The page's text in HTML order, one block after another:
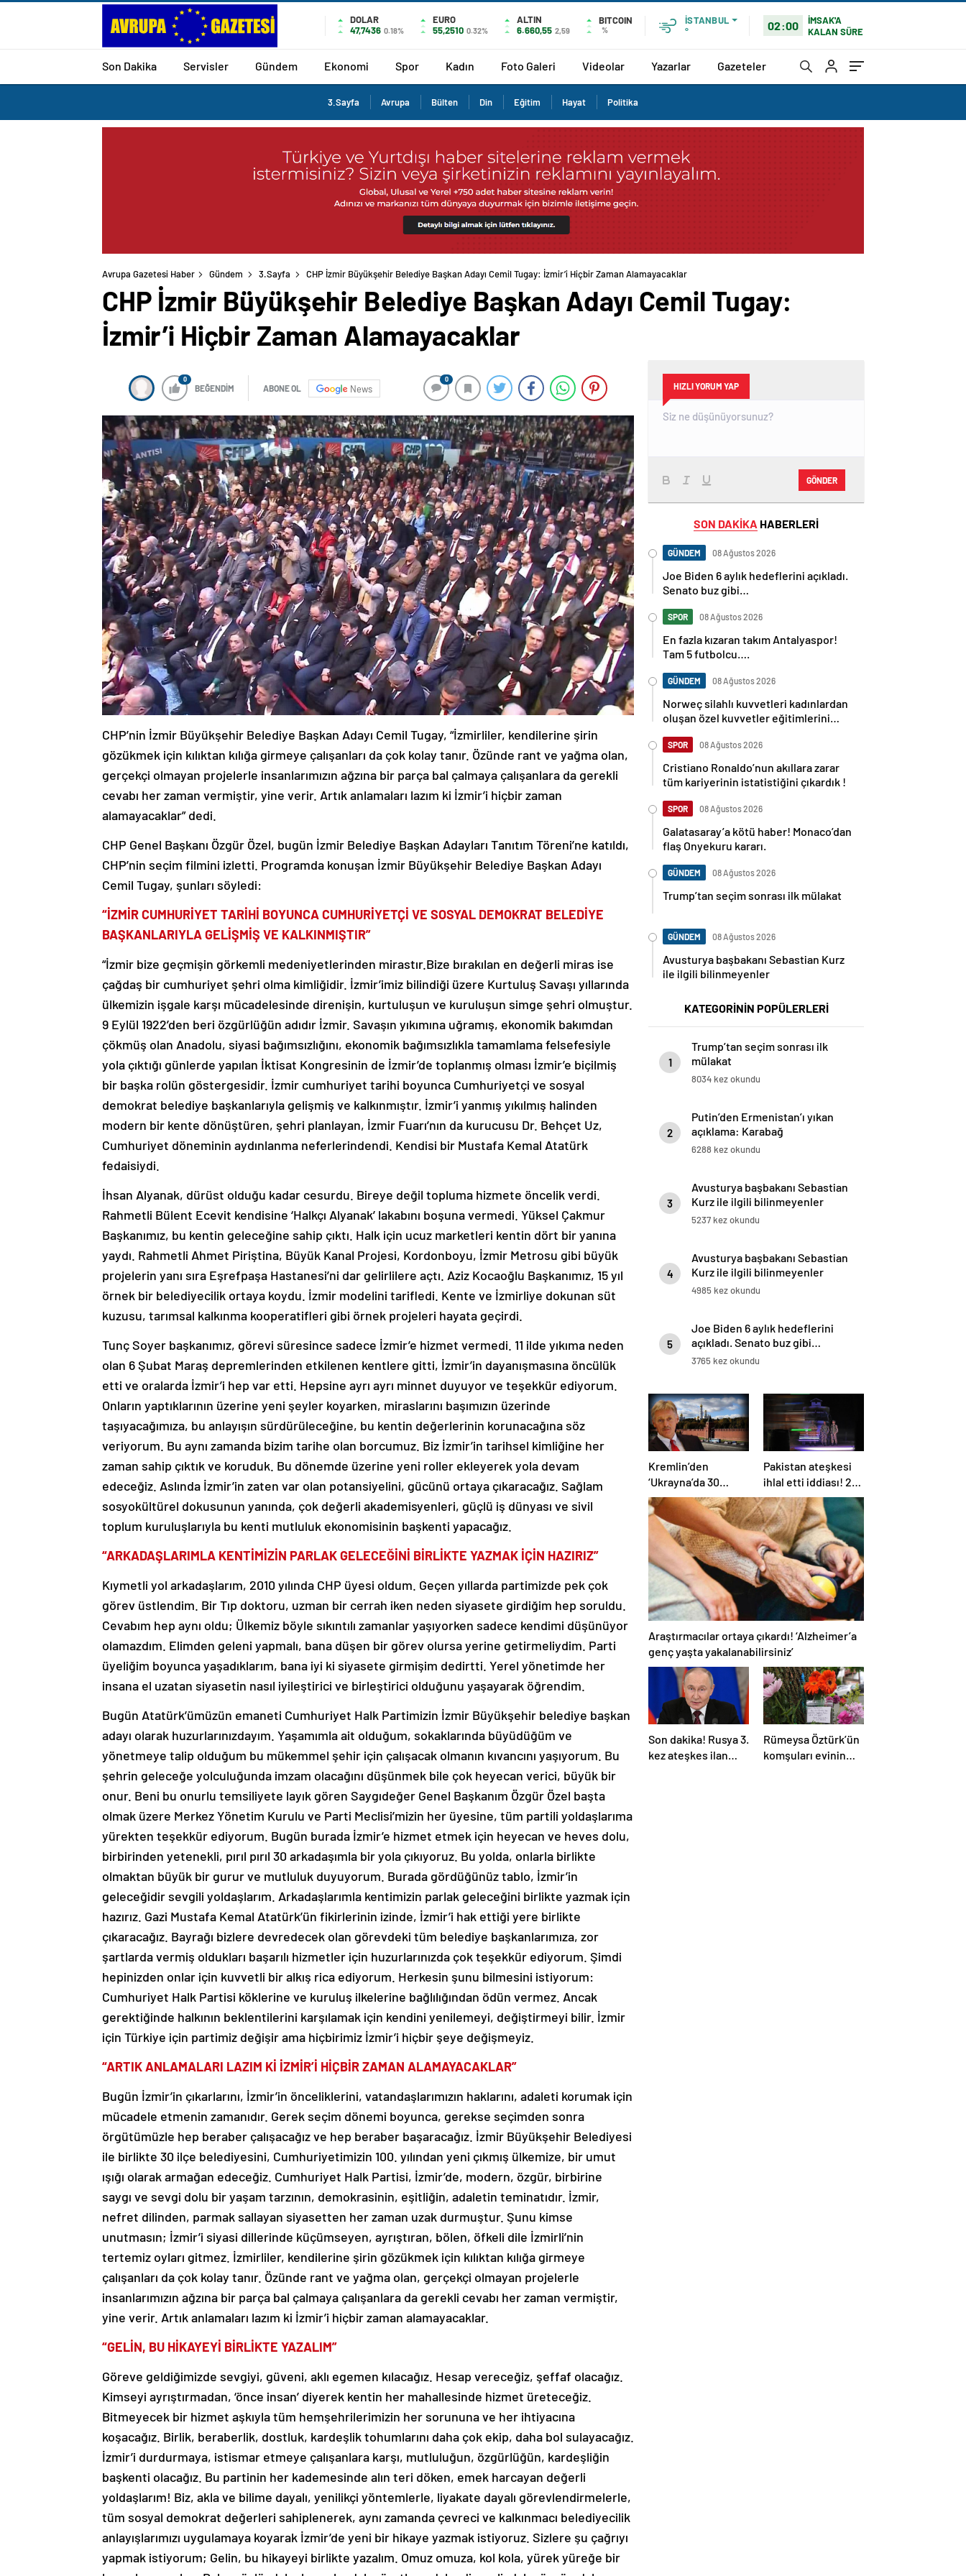
DOLAR
47,7436 0.18%
EURO
55,2510 0.32%
ALTIN
6.660,55 2,59
BITCOIN
%
İSTANBUL
°
02:00
İMSAK'A
KALAN SÜRE
Son Dakika Servisler Gündem Ekonomi Spor Kadın Foto Galeri Videolar Yazarlar Gazeteler
3.Sayfa Avrupa Bülten Din Eğitim Hayat Politika
Avrupa Gazetesi Haber Gündem 3.Sayfa CHP İzmir Büyükşehir Belediye Başkan Adayı Cemil Tugay: İzmir’i Hiçbir Zaman Alamayacaklar
CHP İzmir Büyükşehir Belediye Başkan Adayı Cemil Tugay:
İzmir’i Hiçbir Zaman Alamayacaklar
0
BEĞENDİM ABONE OL News
0
CHP’nin İzmir Büyükşehir Belediye Başkan Adayı Cemil Tugay, “İzmirliler, kendilerine şirin
gözükmek için kılıktan kılığa girmeye çalışanları da çok kolay tanır. Özünde rant ve yağma olan,
gerçekçi olmayan projelerle insanlarımızın ağzına bir parça bal çalmaya çalışanlara da gerekli
cevabı her zaman vermiştir, yine verir. Artık anlamaları lazım ki İzmir’i hiçbir zaman
alamayacaklar” dedi.
CHP Genel Başkanı Özgür Özel, bugün İzmir Belediye Başkan Adayları Tanıtım Töreni’ne katıldı,
CHP’nin seçim filmini izletti. Programda konuşan İzmir Büyükşehir Belediye Başkan Adayı
Cemil Tugay, şunları söyledi:
“İZMİR CUMHURİYET TARİHİ BOYUNCA CUMHURİYETÇİ VE SOSYAL DEMOKRAT BELEDİYE
BAŞKANLARIYLA GELİŞMİŞ VE KALKINMIŞTIR”
“İzmir bize geçmişin görkemli medeniyetlerinden mirastır.Bize bırakılan en değerli miras ise
çağdaş bir cumhuriyet şehri olma kimliğidir. İzmir’imiz bilindiği üzere Kurtuluş Savaşı yıllarında
ülkemizin işgale karşı mücadelesinde direnişin, kurtuluşun ve kuruluşun simge şehri olmuştur.
9 Eylül 1922’den beri özgürlüğün adıdır İzmir. Savaşın yıkımına uğramış, ekonomik bakımdan
çökmüş olan Anadolu, siyasi bağımsızlığını, ekonomik bağımsızlıkla tamamlama felsefesiyle
yola çıktığı günlerde yapılan İktisat Kongresinin de İzmir’de toplanmış olması İzmir’e biçilmiş
bir başka rolün göstergesidir. İzmir cumhuriyet tarihi boyunca Cumhuriyetçi ve sosyal
demokrat belediye başkanlarıyla gelişmiş ve kalkınmıştır. İzmir’i yanmış yıkılmış halinden
modern bir kente dönüştüren, şehri planlayan, İzmir Fuarı’nın da kurucusu Dr. Behçet Uz,
Cumhuriyet döneminin aydınlanma neferlerindendi. Kendisi bir Mustafa Kemal Atatürk
fedaisiydi.
İhsan Alyanak, dürüst olduğu kadar cesurdu. Bireye değil topluma hizmete öncelik verdi.
Rahmetli Bülent Ecevit kendisine ‘Halkçı Alyanak’ lakabını boşuna vermedi. Yüksel Çakmur
Başkanımız, bu kentin geleceğine sahip çıktı. Halk için ucuz marketleri kentin dört bir yanına
yaydı. Rahmetli Ahmet Piriştina, Büyük Kanal Projesi, Kordonboyu, İzmir Metrosu gibi büyük
projelerin yanı sıra Eşrefpaşa Hastanesi’ni dar gelirlilere açtı. Aziz Kocaoğlu Başkanımız, 15 yıl
örnek bir belediyecilik ortaya koydu. İzmir modelini tarifledi. Kente ve İzmirliye dokunan süt
kuzusu, tarımsal kalkınma kooperatifleri gibi örnek projeleri hayata geçirdi.
Tunç Soyer başkanımız, görevi süresince sadece İzmir’e hizmet vermedi. 11 ilde yıkıma neden
olan 6 Şubat Maraş depremlerinden etkilenen kentlere gitti, İzmir’in dayanışmasına öncülük
etti ve oralarda İzmir’i hep var etti. Hepsine ayrı ayrı minnet duyuyor ve teşekkür ediyorum.
Onların yaptıklarının üzerine yeni şeyler koyarken, miraslarını başımızın üzerinde
taşıyacağımıza, bu anlayışın sürdürüleceğine, bu kentin değerlerinin korunacağına söz
veriyorum. Bu aynı zamanda bizim tarihe olan borcumuz. Biz İzmir’in tarihsel kimliğine her
zaman sahip çıktık ve koruduk. Bu dönemde üzerine yeni roller ekleyerek yola devam
edeceğiz. Aslında İzmir’in zaten var olan potansiyelini, gücünü ortaya çıkaracağız. Sağlam
sosyokültürel dokusunun yanında, çok değerli akademisyenleri, güçlü iş dünyası ve sivil
toplum kuruluşlarıyla bu kenti mutluluk ekonomisinin başkenti yapacağız.
“ARKADAŞLARIMLA KENTİMİZİN PARLAK GELECEĞİNİ BİRLİKTE YAZMAK İÇİN HAZIRIZ”
Kıymetli yol arkadaşlarım, 2010 yılında CHP üyesi oldum. Geçen yıllarda partimizde pek çok
görev üstlendim. Bir Tıp doktoru, uzman bir cerrah iken neden siyasete girdiğim hep soruldu.
Cevabım hep aynı oldu; Ülkemiz böyle sıkıntılı zamanlar yaşıyorken sadece kendimi düşünüyor
olamazdım. Elimden geleni yapmalı, bana düşen bir görev olursa yerine getirmeliydim. Parti
üyeliğim boyunca yaşadıklarım, bana iyi ki siyasete girmişim dedirtti. Yerel yönetimde her
insana el uzatan siyasetin nasıl iyileştirici ve birleştirici olduğunu yaşayarak öğrendim.
Bugün Atatürk’ümüzün emaneti Cumhuriyet Halk Partimizin İzmir Büyükşehir belediye başkan
adayı olarak huzurlarınızdayım. Yaşamımla ait olduğum, sokaklarında büyüdüğüm ve
yönetmeye talip olduğum bu mükemmel şehir için çalışacak olmanın kıvancını yaşıyorum. Bu
şehrin geleceğe yolculuğunda imzam olacağını düşünmek bile çok heyecan verici, büyük bir
onur. Beni bu onurlu temsiliyete layık gören Saygıdeğer Genel Başkanım Özgür Özel başta
olmak üzere Merkez Yönetim Kurulu ve Parti Meclisi’mizin her üyesine, tüm partili yoldaşlarıma
yürekten teşekkür ediyorum. Bugün burada İzmir’e hizmet etmek için heyecan ve heves dolu,
birbirinden yetenekli, pırıl pırıl 30 arkadaşımla bir yola çıkıyoruz. Bu yolda, onlarla birlikte
olmaktan büyük bir gurur ve mutluluk duyuyorum. Burada gördüğünüz tablo, İzmir’in
geleceğidir sevgili yoldaşlarım. Arkadaşlarımla kentimizin parlak geleceğini birlikte yazmak için
hazırız. Gazi Mustafa Kemal Atatürk’ün fikirlerinin izinde, İzmir’i hak ettiği yere birlikte
çıkaracağız. Bayrağı bizlere devredecek olan görevdeki tüm belediye başkanlarımıza, zor
şartlarda vermiş oldukları başarılı hizmetler için huzurlarınızda çok teşekkür ediyorum. Şimdi
hepinizden onlar için kuvvetli bir alkış rica ediyorum. Herkesin şunu bilmesini istiyorum:
Cumhuriyet Halk Partisi köklerine ve kuruluş ilkelerine bağlılığından ödün vermez. Ancak
gerektiğinde halkının beklentilerini karşılamak için kendini yenilemeyi, değiştirmeyi bilir. İzmir
için Türkiye için partimiz değişir ama hiçbirimiz İzmir’i hiçbir şeye değişmeyiz.
“ARTIK ANLAMALARI LAZIM Kİ İZMİR’İ HİÇBİR ZAMAN ALAMAYACAKLAR”
Bugün İzmir’in çıkarlarını, İzmir’in önceliklerini, vatandaşlarımızın haklarını, adaleti korumak için
mücadele etmenin zamanıdır. Gerek seçim dönemi boyunca, gerekse seçimden sonra
örgütümüzle hep beraber çalışacağız ve hep beraber başaracağız. İzmir Büyükşehir Belediyesi
ile birlikte 30 ilçe belediyesini, Cumhuriyetimizin 100. yılından yeni çıkmış ülkemize, bir umut
ışığı olarak armağan edeceğiz. Cumhuriyet Halk Partisi, İzmir’de, modern, özgür, birbirine
saygı ve sevgi dolu bir yaşam tarzının, demokrasinin, eşitliğin, adaletin teminatıdır. İzmir,
nefret dilinden, parmak sallayan siyasetten her zaman uzak durmuştur. Şunu kimse
unutmasın; İzmir’i siyasi dillerinde küçümseyen, ayrıştıran, bölen, öfkeli dile İzmirli’nin
tertemiz oyları gitmez. İzmirliler, kendilerine şirin gözükmek için kılıktan kılığa girmeye
çalışanları da çok kolay tanır. Özünde rant ve yağma olan, gerçekçi olmayan projelerle
insanlarımızın ağzına bir parça bal çalmaya çalışanlara da gerekli cevabı her zaman vermiştir,
yine verir. Artık anlamaları lazım ki İzmir’i hiçbir zaman alamayacaklar.
“GELİN, BU HİKAYEYİ BİRLİKTE YAZALIM”
Göreve geldiğimizde sevgiyi, güveni, aklı egemen kılacağız. Hesap vereceğiz, şeffaf olacağız.
Kimseyi ayrıştırmadan, ‘önce insan’ diyerek kentin her mahallesinde hizmet üreteceğiz.
Bitmeyecek bir hizmet aşkıyla tüm hemşehrilerimizin her sorununa ve her ihtiyacına
koşacağız. Birlik, beraberlik, dostluk, kardeşlik tohumlarını daha çok ekip, daha bol sulayacağız.
İzmir’i durdurmaya, istismar etmeye çalışanlara karşı, mutluluğun, özgürlüğün, kardeşliğin
başkenti olacağız. Bu partinin her kademesinde alın teri döken, emek harcayan değerli
yoldaşlarım! Biz, akla ve bilime dayalı, yenilikçi yöntemlerle, liyakate dayalı görevlendirmelerle,
tüm sosyal demokrat değerleri sahiplenerek, aynı zamanda çevreci ve kalkınmacı belediyecilik
anlayışlarımızı uygulamaya koyarak İzmir’de yeni bir hikaye yazmak istiyoruz. Sizlere şu çağrıyı
yapmak istiyorum; Gelin, bu hikayeyi birlikte yazalım. Omuz omuza, kol kola, yürek yüreğe bir
HIZLI YORUM YAP
GÖNDER
SON DAKİKA HABERLERİ
GÜNDEM 08 Ağustos 2026
Joe Biden 6 aylık hedeflerini açıkladı.
Senato buz gibi…
SPOR 08 Ağustos 2026
En fazla kızaran takım Antalyaspor!
Tam 5 futbolcu….
GÜNDEM 08 Ağustos 2026
Norweç silahlı kuvvetleri kadınlardan
oluşan özel kuvvetler eğitimlerini
SPOR 08 Ağustos 2026
Cristiano Ronaldo’nun akıllara zarar
tüm kariyerinin istatistiğini çıkardık !
SPOR 08 Ağustos 2026
Galatasaray’a kötü haber! Monaco’dan
flaş Onyekuru kararı.
GÜNDEM 08 Ağustos 2026
Trump’tan seçim sonrası ilk mülakat
GÜNDEM 08 Ağustos 2026
Avusturya başbakanı Sebastian Kurz
ile ilgili bilinmeyenler
KATEGORİNİN POPÜLERLERİ
1
Trump’tan seçim sonrası ilk
mülakat
8034 kez okundu
2
Putin’den Ermenistan’ı yıkan
açıklama: Karabağ
Azerbaycan’ın ayrılmaz bir
6288 kez okundu
3
Avusturya başbakanı Sebastian
Kurz ile ilgili bilinmeyenler
5237 kez okundu
4
Avusturya başbakanı Sebastian
Kurz ile ilgili bilinmeyenler
4985 kez okundu
5
Joe Biden 6 aylık hedeflerini
açıkladı. Senato buz gibi…
3765 kez okundu
Kremlin’den
‘Ukrayna’da 30
günlük ateşkes’
açıklaması: Bunu
iyice düşünmeliyiz
Pakistan ateşkesi
ihlal etti iddiası! 2
ülkeden 2 farklı
açıklama
Araştırmacılar ortaya çıkardı! ‘Alzheimer’a
genç yaşta yakalanabilirsiniz’
Son dakika! Rusya 3.
kez ateşkes ilan
Rümeysa Öztürk’ün
komşuları evinin